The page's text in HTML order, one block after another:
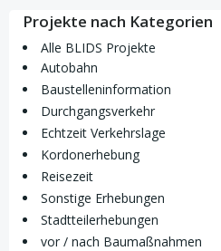
Projekte nach Kategorien
Alle BLIDS Projekte
Autobahn
Baustelleninformation
Durchgangsverkehr
Echtzeit Verkehrslage
Kordonerhebung
Reisezeit
Sonstige Erhebungen
Stadtteilerhebungen
vor / nach Baumaßnahmen